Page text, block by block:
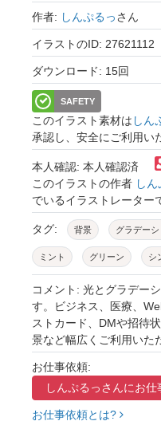
作者: しんぷるっさん
イラストのID: 27621112
ダウンロード: 15回
SAFETY
このイラスト素材は しん
承認し、安全にご利用い
本人確認: 本人確認済
このイラストの作者 しん
でいるイラストレーター
タグ: 背景 グラデーシ
ミント グリーン シ
黄色 余白 綺麗
背景素材
コメント: 光とグラデー
す。ビジネス、医療、
ストカード、DMや招待
景など幅広くご利用いた
お仕事依頼:
しんぷるっさんにお仕
お仕事依頼とは?